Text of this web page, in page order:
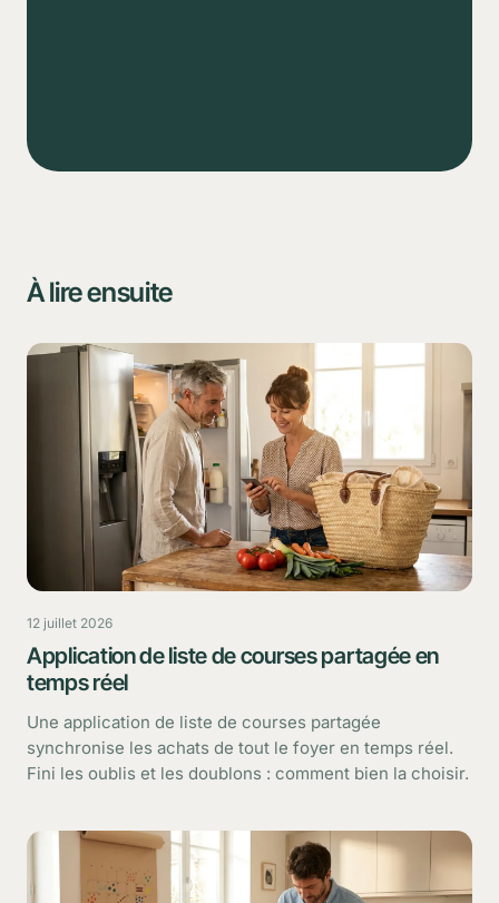
À lire ensuite
12 juillet 2026
Application de liste de courses partagée en
temps réel
Une application de liste de courses partagée
synchronise les achats de tout le foyer en temps réel.
Fini les oublis et les doublons : comment bien la choisir.